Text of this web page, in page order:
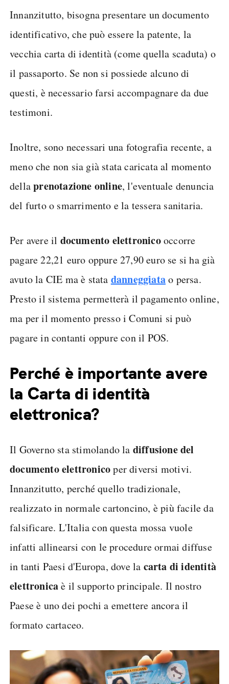
Innanzitutto, bisogna presentare un documento
identificativo, che può essere la patente, la
vecchia carta di identità (come quella scaduta) o
il passaporto. Se non si possiede alcuno di
questi, è necessario farsi accompagnare da due
testimoni.
Inoltre, sono necessari una fotografia recente, a
meno che non sia già stata caricata al momento
dellaprenotazione online, l'eventuale denuncia
del furto o smarrimento e la tessera sanitaria.
Per avere il documento elettronicooccorre
pagare 22,21 euro oppure 27,90 euro se si ha già
avuto la CIE ma è stata danneggiatao persa.
Presto il sistema permetterà il pagamento online,
ma per il momento presso i Comuni si può
pagare in contanti oppure con il POS.
Perché è importante avere
la Carta di identità
elettronica?
Il Governo sta stimolando la diffusione del
documento elettronicoper diversi motivi.
Innanzitutto, perché quello tradizionale,
realizzato in normale cartoncino, è più facile da
falsificare. L'Italia con questa mossa vuole
infatti allinearsi con le procedure ormai diffuse
in tanti Paesi d'Europa, dove la carta di identità
elettronicaè il supporto principale. Il nostro
Paese è uno dei pochi a emettere ancora il
formato cartaceo.